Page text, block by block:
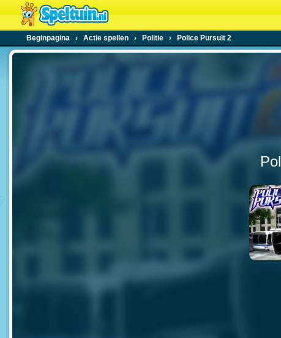
Beginpagina › Actie spellen › Politie › Police Pursuit 2